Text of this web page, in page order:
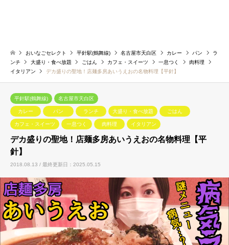
おいなごセレクト 平針駅(鶴舞線) 名古屋市天白区 カレー パン
ラ
ンチ
大盛り・食べ放題 ごはん カフェ・スイーツ 一息つく
肉料理
イタリアン
デカ盛りの聖地！店麺多房あいうえおの名物料理【平針】
平針駅(鶴舞線) 名古屋市天白区
カレー パン ランチ 大盛り・食べ放題 ごはん
カフェ・スイーツ 一息つく 肉料理 イタリアン
デカ盛りの聖地！店麺多房あいうえおの名物料理【平
針】
2018.08.13 / 最終更新日：2025.05.15